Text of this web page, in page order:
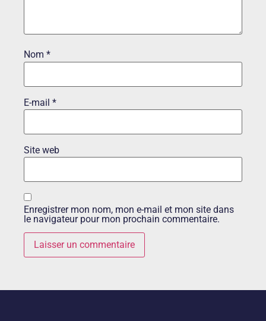
Nom *
E-mail *
Site web
Enregistrer mon nom, mon e-mail et mon site dans
le navigateur pour mon prochain commentaire.